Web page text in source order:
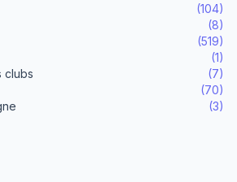
(104)
(8)
(519)
(1)
clubs
(7)
(70)
(3)